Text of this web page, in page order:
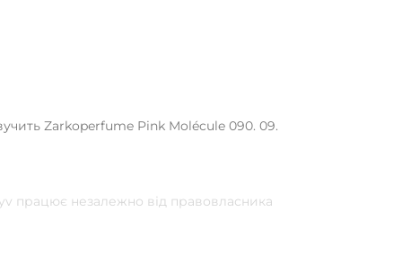
Zarkoperfume Pink Molécule 090. 09.
працює незалежно від правовласника